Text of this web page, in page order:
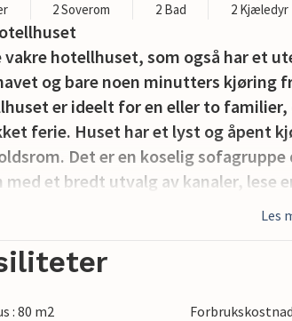
2 Soverom 2 Bad 2 Kjæledyr
vakre hotellhuset, som også har et
og bare noen minutters kjøring
er ideelt for en eller to
ferie. Huset har et lyst og åpent
Det er en koselig
med et bredt utvalg av kanaler, lese
tilgang til en hems med ekstra
mer konkurranseinnstilte er det
Les
: 80 m2